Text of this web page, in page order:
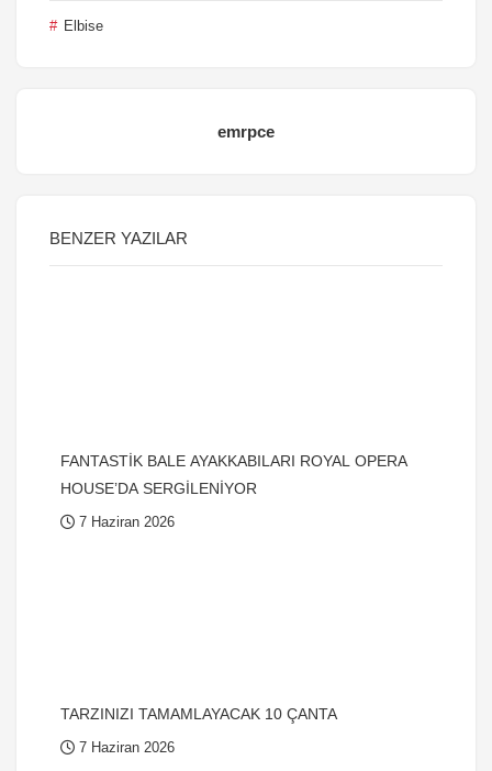
Elbise
emrpce
BENZER YAZILAR
FANTASTİK BALE AYAKKABILARI ROYAL OPERA
HOUSE’DA SERGİLENİYOR
7 Haziran 2026
TARZINIZI TAMAMLAYACAK 10 ÇANTA
7 Haziran 2026